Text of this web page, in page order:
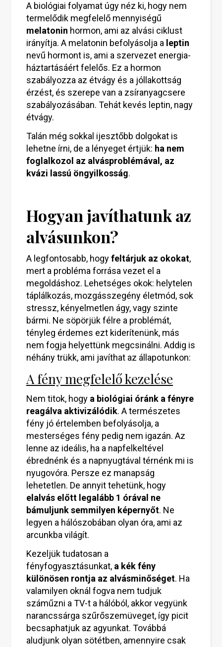
A biológiai folyamat úgy néz ki, hogy nem
termelődik megfelelő mennyiségű
melatonin hormon, ami az alvási ciklust
irányítja. A melatonin befolyásolja a leptin
nevű hormont is, ami a szervezet energia-
háztartásáért felelős. Ez a hormon
szabályozza az étvágy és a jóllakottság
érzést, és szerepe van a zsíranyagcsere
szabályozásában. Tehát kevés leptin, nagy
étvágy.
Talán még sokkal ijesztőbb dolgokat is
lehetne írni, de a lényeget értjük: ha nem
foglalkozol az alvásproblémával, az
kvázi lassú öngyilkosság.
Hogyan javíthatunk az
alvásunkon?
A legfontosabb, hogyfeltárjuk az okokat,
mert a probléma forrása vezet el a
megoldáshoz. Lehetséges okok: helytelen
táplálkozás, mozgásszegény életmód, sok
stressz, kényelmetlen ágy, vagy szinte
bármi. Ne söpörjük félre a problémát,
tényleg érdemes ezt kiderítenünk, más
nem fogja helyettünk megcsinálni. Addig is
néhány trükk, ami javíthat az állapotunkon:
A fény megfelelő kezelése
Nem titok, hogy a biológiai óránk a fényre
reagálva aktivizálódik. A természetes
fény jó értelemben befolyásolja, a
mesterséges fény pedig nem igazán. Az
lenne az ideális, ha a napfelkeltével
ébrednénk és a napnyugtával térnénk mi is
nyugovóra. Persze ez manapság
lehetetlen. De annyit tehetünk, hogy
elalvás előtt legalább 1 órával ne
bámuljunk semmilyen képernyőt. Ne
legyen a hálószobában olyan óra, ami az
arcunkba világít.
Kezeljük tudatosan a
fényfogyasztásunkat, a kék fény
különösen rontja az alvásminőséget. Ha
valamilyen oknál fogva nem tudjuk
száműzni a TV-t a hálóból, akkor vegyünk
narancssárga szűrőszemüveget, így picit
becsaphatjuk az agyunkat. Továbbá
aludjunk olyan sötétben, amennyire csak